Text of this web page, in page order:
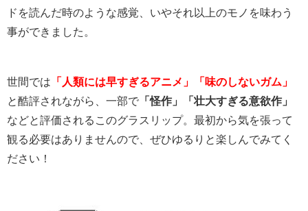
ドを読んだ時のような感覚、いやそれ以上のモノを味わう
事ができました。
世間では 「人類には早すぎるアニメ」「味のしないガム」
と酷評されながら、一部で 「怪作」「壮大すぎる意欲作」
などと評価されるこのグラスリップ。最初から気を張って
観る必要はありませんので、ぜひゆるりと楽しんでみてく
ださい！